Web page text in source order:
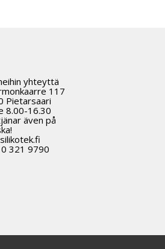
yhteyttä
117
Pietarsaari
8.00-16.30
även på
321 9790